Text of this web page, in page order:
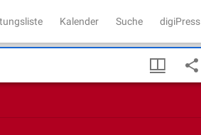
Kalender Suche digiPress